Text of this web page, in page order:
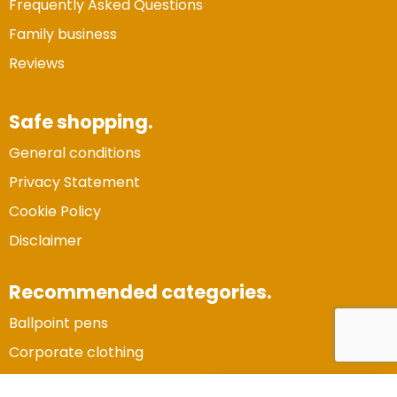
Frequently Asked Questions
Family business
Reviews
Safe shopping.
General conditions
Privacy Statement
Cookie Policy
Disclaimer
Recommended categories.
Ballpoint pens
Corporate clothing
Trustindex